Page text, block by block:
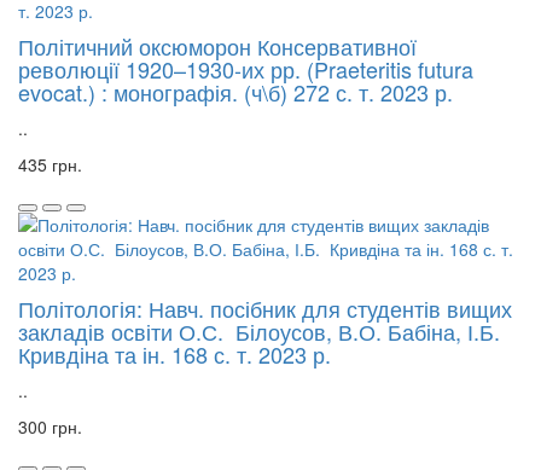
Політичний оксюморон Консервативної
революції 1920–1930-их рр. (Praeteritis futura
evocat.) : монографія. (ч\б) 272 с. т. 2023 р.
..
435 грн.
Політологія: Навч. посібник для студентів вищих
закладів освіти О.С. Білоусов, В.О. Бабіна, І.Б.
Кривдіна та ін. 168 с. т. 2023 р.
..
300 грн.